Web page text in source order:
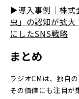
▶導入事例｜株式
虫」の認知が拡
にしたSNS戦略
まとめ
ラジオCMは、独自
その価値にも注目が